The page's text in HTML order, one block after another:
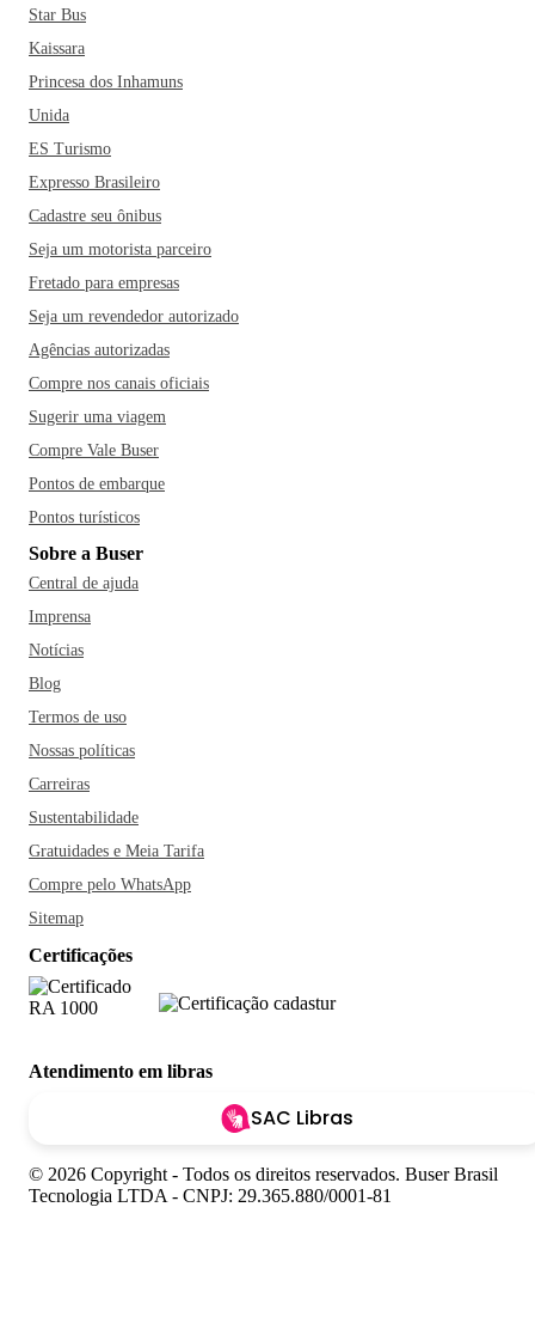
Star Bus
Kaissara
Princesa dos Inhamuns
Unida
ES Turismo
Expresso Brasileiro
Cadastre seu ônibus
Seja um motorista parceiro
Fretado para empresas
Seja um revendedor autorizado
Agências autorizadas
Compre nos canais oficiais
Sugerir uma viagem
Compre Vale Buser
Pontos de embarque
Pontos turísticos
Sobre a Buser
Central de ajuda
Imprensa
Notícias
Blog
Termos de uso
Nossas políticas
Carreiras
Sustentabilidade
Gratuidades e Meia Tarifa
Compre pelo WhatsApp
Sitemap
Certificações
Atendimento em libras
SAC Libras
© 2026 Copyright - Todos os direitos reservados. Buser Brasil
Tecnologia LTDA - CNPJ: 29.365.880/0001-81